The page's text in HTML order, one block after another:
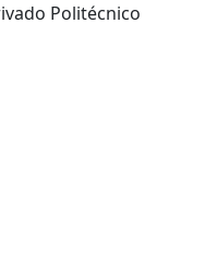
Politécnico